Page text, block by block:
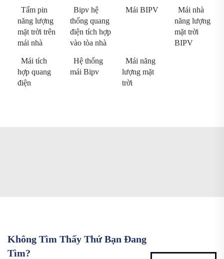
Tấm pin
năng lượng
mặt trời trên
mái nhà
Bipv hệ
thống quang
điện tích hợp
vào tòa nhà
Mái BIPV
Mái nhà
năng lượng
mặt trời
BIPV
Mái tích
hợp quang
điện
Hệ thống
mái Bipv
Mái năng
lượng mặt
trời
Không Tìm Thấy Thứ Bạn Đang
Tìm?